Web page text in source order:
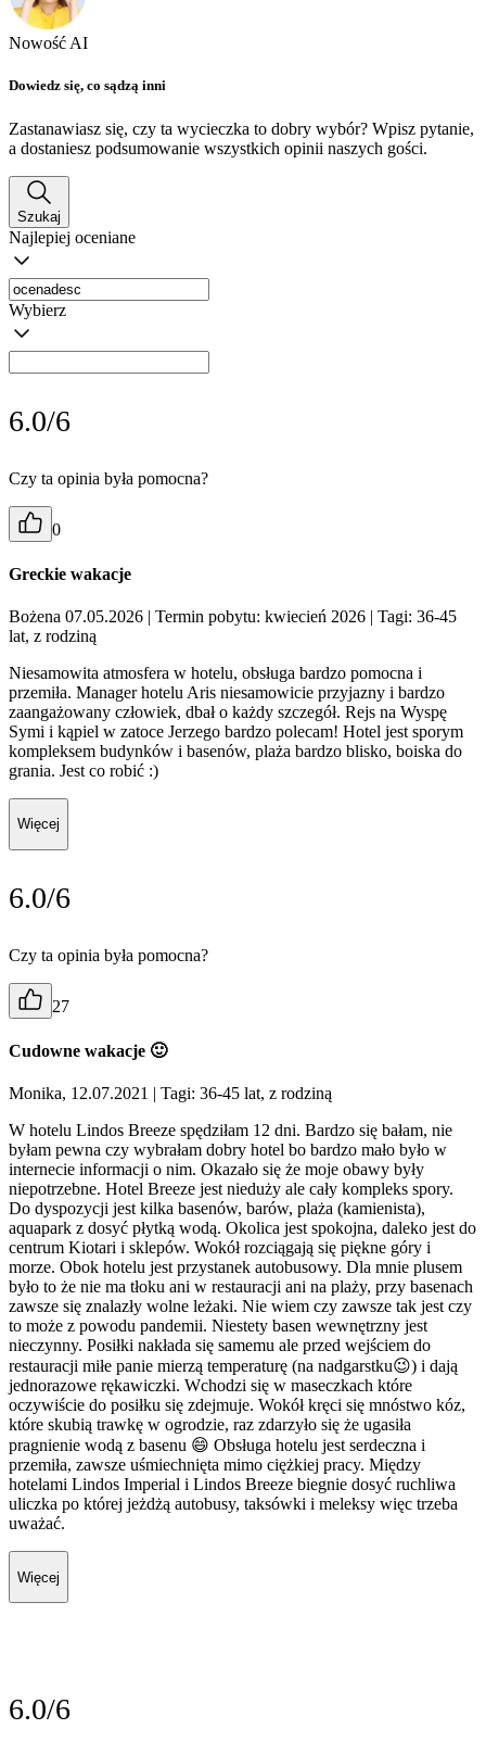
Nowość AI
Dowiedz się, co sądzą inni
Zastanawiasz się, czy ta wycieczka to dobry wybór? Wpisz pytanie,
a dostaniesz podsumowanie wszystkich opinii naszych gości.
Szukaj
Najlepiej oceniane
Wybierz
6.0/6
Czy ta opinia była pomocna?
0
Greckie wakacje
Bożena 07.05.2026 | Termin pobytu: kwiecień 2026 | Tagi: 36-45
lat, z rodziną
Niesamowita atmosfera w hotelu, obsługa bardzo pomocna i
przemiła. Manager hotelu Aris niesamowicie przyjazny i bardzo
zaangażowany człowiek, dbał o każdy szczegół. Rejs na Wyspę
Symi i kąpiel w zatoce Jerzego bardzo polecam! Hotel jest sporym
kompleksem budynków i basenów, plaża bardzo blisko, boiska do
grania. Jest co robić :)
Więcej
6.0/6
Czy ta opinia była pomocna?
27
Cudowne wakacje 🙂
Monika, 12.07.2021 | Tagi: 36-45 lat, z rodziną
W hotelu Lindos Breeze spędziłam 12 dni. Bardzo się bałam, nie
byłam pewna czy wybrałam dobry hotel bo bardzo mało było w
internecie informacji o nim. Okazało się że moje obawy były
niepotrzebne. Hotel Breeze jest nieduży ale cały kompleks spory.
Do dyspozycji jest kilka basenów, barów, plaża (kamienista),
aquapark z dosyć płytką wodą. Okolica jest spokojna, daleko jest do
centrum Kiotari i sklepów. Wokół rozciągają się piękne góry i
morze. Obok hotelu jest przystanek autobusowy. Dla mnie plusem
było to że nie ma tłoku ani w restauracji ani na plaży, przy basenach
zawsze się znalazły wolne leżaki. Nie wiem czy zawsze tak jest czy
to może z powodu pandemii. Niestety basen wewnętrzny jest
nieczynny. Posiłki nakłada się samemu ale przed wejściem do
restauracji miłe panie mierzą temperaturę (na nadgarstku😉) i dają
jednorazowe rękawiczki. Wchodzi się w maseczkach które
oczywiście do posiłku się zdejmuje. Wokół kręci się mnóstwo kóz,
które skubią trawkę w ogrodzie, raz zdarzyło się że ugasiła
pragnienie wodą z basenu 😄 Obsługa hotelu jest serdeczna i
przemiła, zawsze uśmiechnięta mimo ciężkiej pracy. Między
hotelami Lindos Imperial i Lindos Breeze biegnie dosyć ruchliwa
uliczka po której jeżdżą autobusy, taksówki i meleksy więc trzeba
uważać.
Więcej
6.0/6